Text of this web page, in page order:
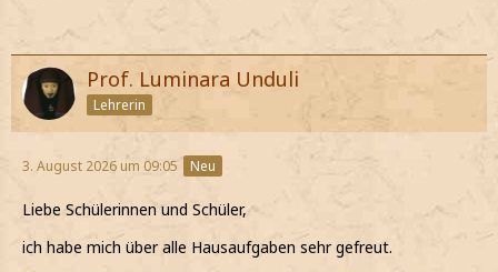
Prof. Luminara Unduli
Lehrerin
3. August 2026 um 09:05 Neu
Liebe Schülerinnen und Schüler,
ich habe mich über alle Hausaufgaben sehr gefreut.